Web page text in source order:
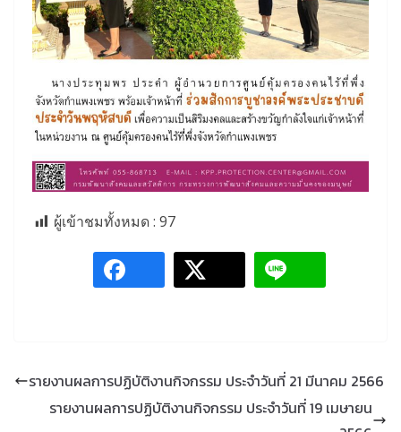
ผู้เข้าชมทั้งหมด : 97
รายงานผลการปฏิบัติงานกิจกรรม ประจำวันที่ 21 มีนาคม 2566
รายงานผลการปฏิบัติงานกิจกรรม ประจำวันที่ 19 เมษายน